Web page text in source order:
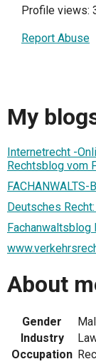
Profile views:
Report Abuse
My
Internetrecht -
Rechtsblog vom
FACHANWALTS-
Deutsches
About
Gender
Industry
Occupation